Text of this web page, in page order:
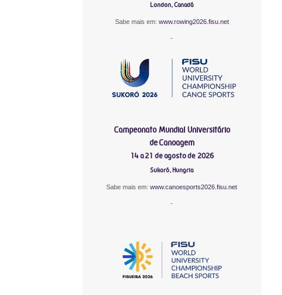
London, Canadá
Sabe mais em: www.rowing2026.fisu.net
-
Campeonato Mundial Universitário
de Canoagem
14 a 21 de agosto de 2026
Sukoró, Hungria
Sabe mais em:www.canoesports2026.fisu.net
-